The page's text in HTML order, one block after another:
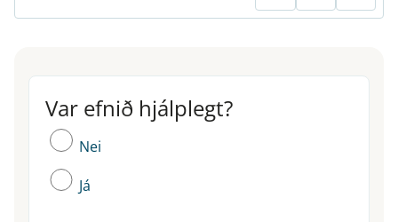
Var efnið hjálplegt?
Var efnið hjálplegt?
Nei
Já